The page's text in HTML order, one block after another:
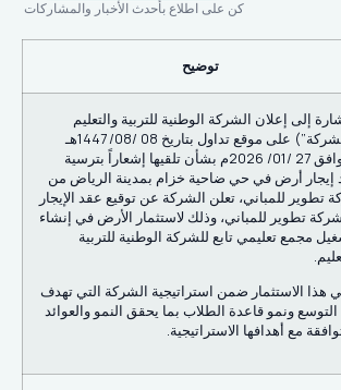
كن على اطلاع بأحدث الأخبار والمشاركات
توضيح
إلى إعلان الشركة الوطنية للتربية والتعليم
(“الشركة”) على موقع تداول بتاريخ 08 /08/ 1447هـ
الموافق 27 /01/ 2026م بشأن تلقيها إشعاراً بترسية
إيجار أرض في حي ضاحية خزام بمدينة الرياض من
تطوير للمباني، تعلن الشركة عن توقيع عقد الإيجار
تطوير للمباني، وذلك لاستثمار الأرض في إنشاء
مجمع تعليمي تابع للشركة الوطنية للتربية
هذا الاستثمار ضمن استراتيجية الشركة التي تهدف
التوسع ونمو قاعدة الطلاب بما يحقق النمو والعوائد
مع أهدافها الاستراتيجية.